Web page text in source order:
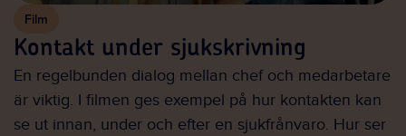
Film
Kontakt under sjukskrivning
En regelbunden dialog mellan chef och medarbetare
är viktig. I filmen ges exempel på hur kontakten kan
se ut innan, under och efter en sjukfrånvaro. Hur ser